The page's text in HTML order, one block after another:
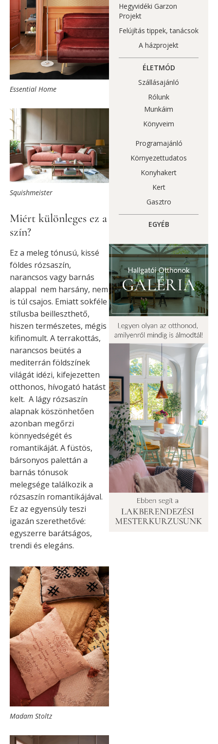
Essential Home
Squishmeister
Miért különleges ez a
szín?
Ez a meleg tónusú, kissé
földes rózsaszín,
narancsos vagy barnás
alappal nem harsány, nem
is túl csajos. Emiatt sokféle
stílusba beilleszthető,
hiszen természetes, mégis
kifinomult. A terrakottás,
narancsos beütés a
mediterrán földszínek
világát idézi, kifejezetten
otthonos, hívogató hatást
kelt. A lágy rózsaszín
alapnak köszönhetően
azonban megőrzi
könnyedségét és
romantikáját. A füstös,
bársonyos palettán a
barnás tónusok
melegsége találkozik a
rózsaszín romantikájával.
Ez az egyensúly teszi
igazán szerethetővé:
egyszerre barátságos,
trendi és elegáns.
Madam Stoltz
Hegyvidéki Garzon
Projekt
Felújítás tippek, tanácsok
A házprojekt
ÉLETMÓD
Szállásajánló
Rólunk
Munkáim
Könyveim
Programajánló
Környezettudatos
Konyhakert
Kert
Gasztro
EGYÉB